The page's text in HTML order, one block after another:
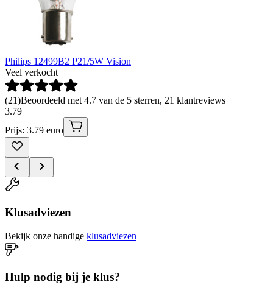
Philips 12499B2 P21/5W Vision
Veel verkocht
(21)Beoordeeld met 4.7 van de 5 sterren, 21 klantreviews
3.79
Prijs: 3.79 euro
Klusadviezen
Bekijk onze handige klusadviezen
Hulp nodig bij je klus?